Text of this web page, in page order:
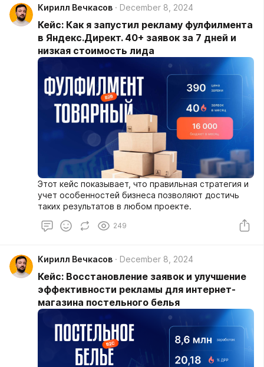
Кирилл Вечкасов December 8, 2024
Кейс: Как я запустил рекламу фулфилмента
в Яндекс.Директ. 40+ заявок за 7 дней и
низкая стоимость лида
Этот кейс показывает, что правильная стратегия и
учет особенностей бизнеса позволяют достичь
таких результатов в любом проекте.
249
Кирилл Вечкасов December 8, 2024
Кейс: Восстановление заявок и улучшение
эффективности рекламы для интернет-
магазина постельного белья